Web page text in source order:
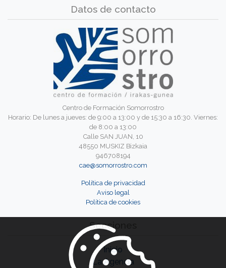
Datos de contacto
Centro de Formación Somorrostro
Horario: De lunes a jueves: de 9:00 a 13:00 y de 15:30 a 16:30. Viernes:
de 8:00 a 13:00
Calle SAN JUAN, 10
48550 MUSKIZ Bizkaia
946708194
cae@somorrostro.com
Política de privacidad
Aviso legal
Política de cookies
Secciones
Inicio
La Agencia